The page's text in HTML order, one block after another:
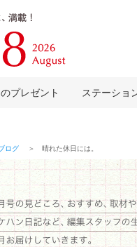
プレゼント ステーショ
ログ ＞ 晴れた休日には。